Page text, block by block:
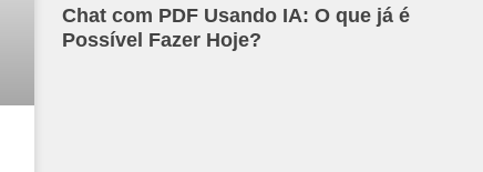
Chat com PDF Usando IA: O que já é
Possível Fazer Hoje?